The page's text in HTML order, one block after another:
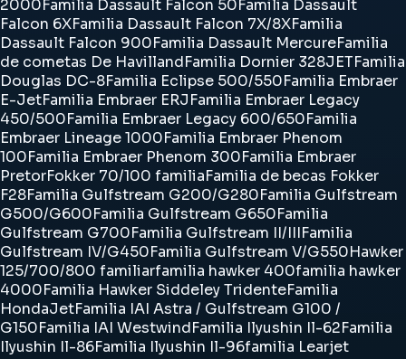
2000Familia Dassault Falcon 50Familia Dassault
Falcon 6XFamilia Dassault Falcon 7X/8XFamilia
Dassault Falcon 900Familia Dassault MercureFamilia
de cometas De HavillandFamilia Dornier 328JETFamilia
Douglas DC-8Familia Eclipse 500/550Familia Embraer
E-JetFamilia Embraer ERJFamilia Embraer Legacy
450/500Familia Embraer Legacy 600/650Familia
Embraer Lineage 1000Familia Embraer Phenom
100Familia Embraer Phenom 300Familia Embraer
PretorFokker 70/100 familiaFamilia de becas Fokker
F28Familia Gulfstream G200/G280Familia Gulfstream
G500/G600Familia Gulfstream G650Familia
Gulfstream G700Familia Gulfstream II/IIIFamilia
Gulfstream IV/G450Familia Gulfstream V/G550Hawker
125/700/800 familiarfamilia hawker 400familia hawker
4000Familia Hawker Siddeley TridenteFamilia
HondaJetFamilia IAI Astra / Gulfstream G100 /
G150Familia IAI WestwindFamilia Ilyushin Il-62Familia
Ilyushin Il-86Familia Ilyushin Il-96familia Learjet